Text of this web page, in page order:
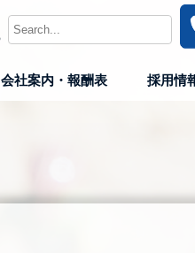
会社案内・報酬表 採用情